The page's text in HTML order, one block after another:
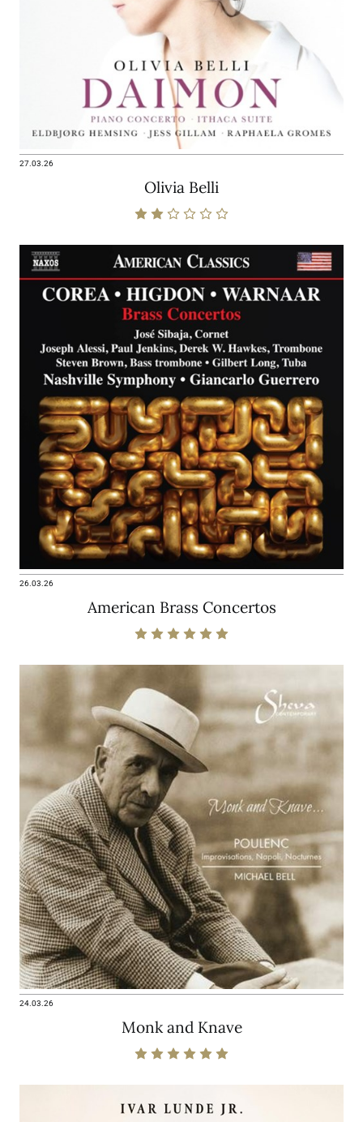
27.03.26
Olivia Belli
26.03.26
American Brass Concertos
24.03.26
Monk and Knave